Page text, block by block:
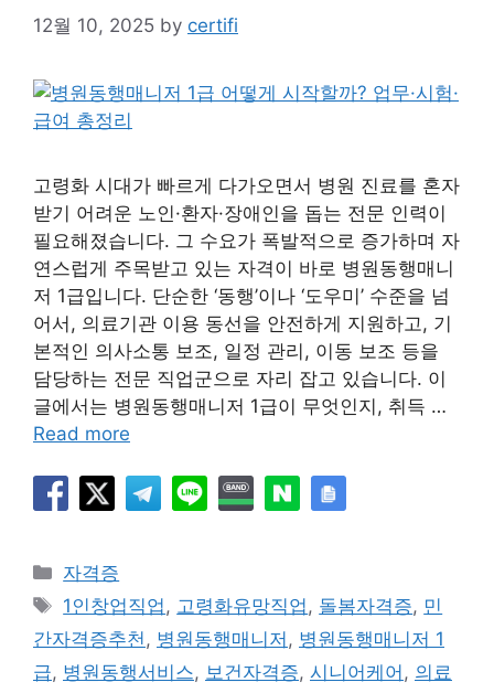
12월 10, 2025 by certifi
고령화 시대가 빠르게 다가오면서 병원 진료를 혼자
받기 어려운 노인·환자·장애인을 돕는 전문 인력이
필요해졌습니다. 그 수요가 폭발적으로 증가하며 자
연스럽게 주목받고 있는 자격이 바로 병원동행매니
저 1급입니다. 단순한 ‘동행’이나 ‘도우미’ 수준을 넘
어서, 의료기관 이용 동선을 안전하게 지원하고, 기
본적인 의사소통 보조, 일정 관리, 이동 보조 등을
담당하는 전문 직업군으로 자리 잡고 있습니다. 이
글에서는 병원동행매니저 1급이 무엇인지, 취득 …
Read more
Categories
자격증
Tags
1인창업직업, 고령화유망직업, 돌봄자격증, 민
간자격증추천, 병원동행매니저 , 병원동행매니저 1
급, 병원동행서비스, 보건자격증, 시니어케어 , 의료